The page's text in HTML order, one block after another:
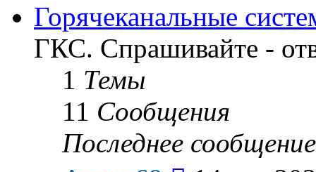
Горячеканальные
ГКС. Спрашивайте -
1 Темы
11 Сообщения
Последнее сообщение